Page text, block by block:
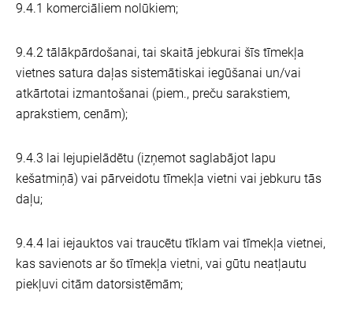
9.4.1 komerciāliem nolūkiem;
9.4.2 tālākpārdošanai, tai skaitā jebkurai šīs tīmekļa
vietnes satura daļas sistemātiskai iegūšanai un/vai
atkārtotai izmantošanai (piem., preču sarakstiem,
aprakstiem, cenām);
9.4.3 lai lejupielādētu (izņemot saglabājot lapu
kešatmiņā) vai pārveidotu tīmekļa vietni vai jebkuru tās
daļu;
9.4.4 lai iejauktos vai traucētu tīklam vai tīmekļa vietnei,
kas savienots ar šo tīmekļa vietni, vai gūtu neatļautu
piekļuvi citām datorsistēmām;